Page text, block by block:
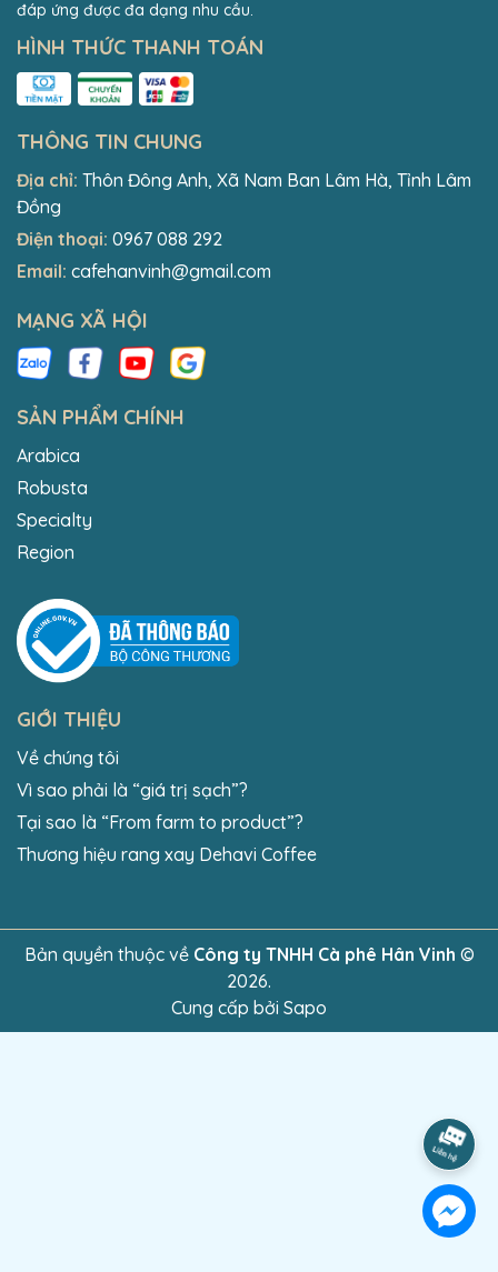
đáp ứng được đa dạng nhu cầu.
HÌNH THỨC THANH TOÁN
THÔNG TIN CHUNG
Địa chỉ: Thôn Đông Anh, Xã Nam Ban Lâm Hà, Tỉnh Lâm
Đồng
Điện thoại: 0967 088 292
Email: cafehanvinh@gmail.com
MẠNG XÃ HỘI
SẢN PHẨM CHÍNH
Arabica
Robusta
Specialty
Region
GIỚI THIỆU
Về chúng tôi
Vì sao phải là “giá trị sạch”?
Tại sao là “From farm to product”?
Thương hiệu rang xay Dehavi Coffee
Bản quyền thuộc về Công ty TNHH Cà phê Hân Vinh ©
2026.
Cung cấp bởi Sapo